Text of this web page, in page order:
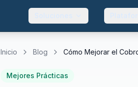
Inicio Blog
Mejores Prácticas